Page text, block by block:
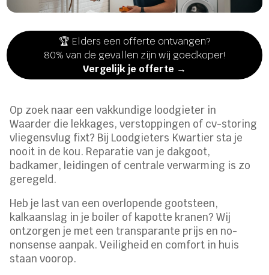
🏆 Elders een offerte ontvangen?
80% van de gevallen zijn wij goedkoper!
Vergelijk je offerte →
Op zoek naar een vakkundige loodgieter in
Waarder die lekkages, verstoppingen of cv-storing
vliegensvlug fixt? Bij Loodgieters Kwartier sta je
nooit in de kou. Reparatie van je dakgoot,
badkamer, leidingen of centrale verwarming is zo
geregeld.
Heb je last van een overlopende gootsteen,
kalkaanslag in je boiler of kapotte kranen? Wij
ontzorgen je met een transparante prijs en no-
nonsense aanpak. Veiligheid en comfort in huis
staan voorop.